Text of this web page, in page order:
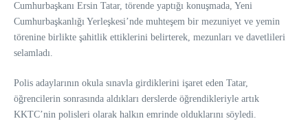
Cumhurbaşkanı Ersin Tatar, törende yaptığı konuşmada, Yeni
Cumhurbaşkanlığı Yerleşkesi’nde muhteşem bir mezuniyet ve yemin
törenine birlikte şahitlik ettiklerini belirterek, mezunları ve davetlileri
selamladı.
Polis adaylarının okula sınavla girdiklerini işaret eden Tatar,
öğrencilerin sonrasında aldıkları derslerde öğrendikleriyle artık
KKTC’nin polisleri olarak halkın emrinde olduklarını söyledi.